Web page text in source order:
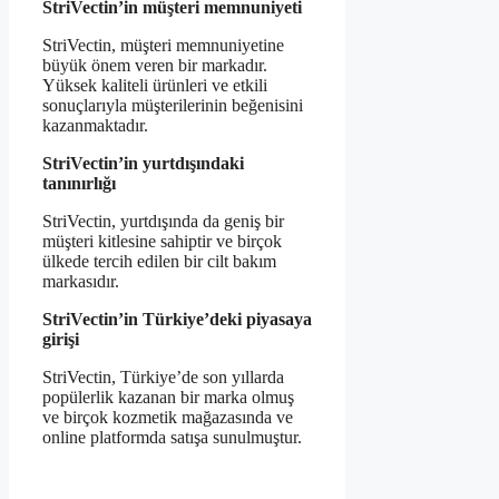
StriVectin’in müşteri memnuniyeti
StriVectin, müşteri memnuniyetine
büyük önem veren bir markadır.
Yüksek kaliteli ürünleri ve etkili
sonuçlarıyla müşterilerinin beğenisini
kazanmaktadır.
StriVectin’in yurtdışındaki
tanınırlığı
StriVectin, yurtdışında da geniş bir
müşteri kitlesine sahiptir ve birçok
ülkede tercih edilen bir cilt bakım
markasıdır.
StriVectin’in Türkiye’deki piyasaya
girişi
StriVectin, Türkiye’de son yıllarda
popülerlik kazanan bir marka olmuş
ve birçok kozmetik mağazasında ve
online platformda satışa sunulmuştur.